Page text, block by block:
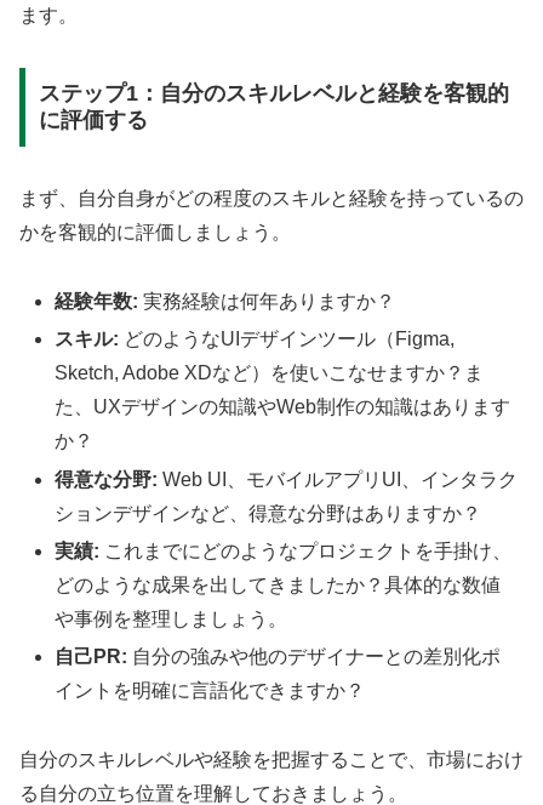
ます。
ステップ1：自分のスキルレベルと経験を客観的
に評価する
まず、自分自身がどの程度のスキルと経験を持っているの
かを客観的に評価しましょう。
経験年数: 実務経験は何年ありますか？
スキル: どのようなUIデザインツール（Figma,
Sketch, Adobe XDなど）を使いこなせますか？ま
た、UXデザインの知識やWeb制作の知識はあります
か？
得意な分野: Web UI、モバイルアプリUI、インタラク
ションデザインなど、得意な分野はありますか？
実績: これまでにどのようなプロジェクトを手掛け、
どのような成果を出してきましたか？具体的な数値
や事例を整理しましょう。
自己PR: 自分の強みや他のデザイナーとの差別化ポ
イントを明確に言語化できますか？
自分のスキルレベルや経験を把握することで、市場におけ
る自分の立ち位置を理解しておきましょう。